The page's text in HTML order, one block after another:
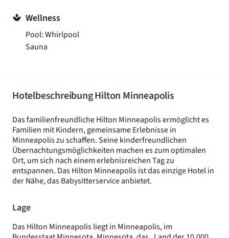
Wellness
Pool: Whirlpool
Sauna
Hotelbeschreibung Hilton Minneapolis
Das familienfreundliche Hilton Minneapolis ermöglicht es
Familien mit Kindern, gemeinsame Erlebnisse in
Minneapolis zu schaffen. Seine kinderfreundlichen
Übernachtungsmöglichkeiten machen es zum optimalen
Ort, um sich nach einem erlebnisreichen Tag zu
entspannen. Das Hilton Minneapolis ist das einzige Hotel in
der Nähe, das Babysitterservice anbietet.
Lage
Das Hilton Minneapolis liegt in Minneapolis, im